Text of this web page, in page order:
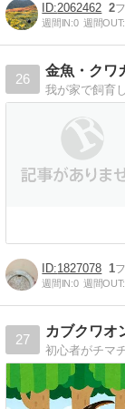
2062462 2
週間IN:0 週間OUT:
26
金魚・クワ
我が家で飼育
1827078 1
週間IN:0 週間OUT:
27
カブクワオ
初心者がチマ